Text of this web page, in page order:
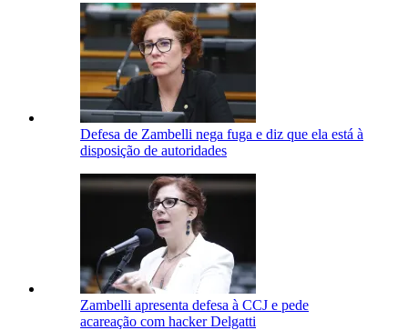
Defesa de Zambelli nega fuga e diz que ela está à
disposição de autoridades
Zambelli apresenta defesa à CCJ e pede
acareação com hacker Delgatti